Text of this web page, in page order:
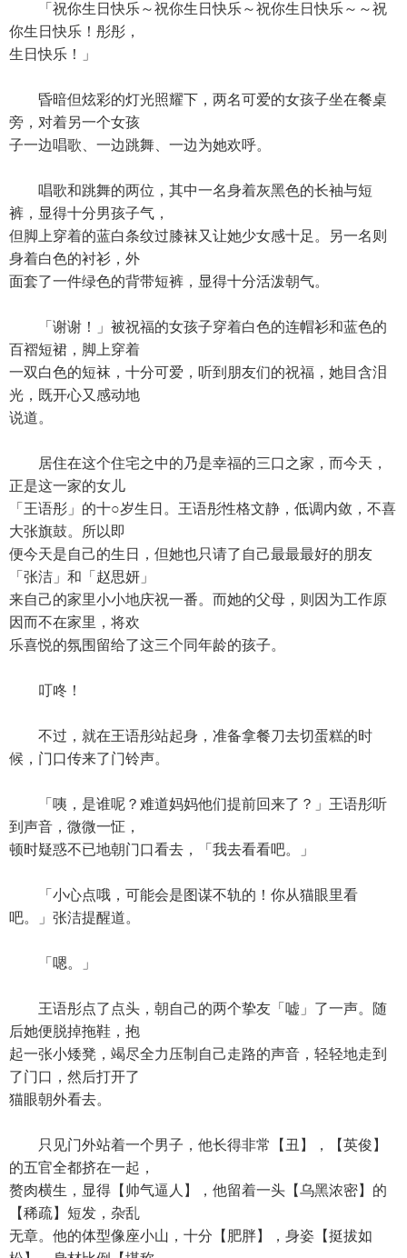
「祝你生日快乐～祝你生日快乐～祝你生日快乐～～祝
你生日快乐！彤彤，
生日快乐！」
昏暗但炫彩的灯光照耀下，两名可爱的女孩子坐在餐桌
旁，对着另一个女孩
子一边唱歌、一边跳舞、一边为她欢呼。
唱歌和跳舞的两位，其中一名身着灰黑色的长袖与短
裤，显得十分男孩子气，
但脚上穿着的蓝白条纹过膝袜又让她少女感十足。另一名则
身着白色的衬衫，外
面套了一件绿色的背带短裤，显得十分活泼朝气。
「谢谢！」被祝福的女孩子穿着白色的连帽衫和蓝色的
百褶短裙，脚上穿着
一双白色的短袜，十分可爱，听到朋友们的祝福，她目含泪
光，既开心又感动地
说道。
居住在这个住宅之中的乃是幸福的三口之家，而今天，
正是这一家的女儿
「王语彤」的十○岁生日。王语彤性格文静，低调内敛，不喜
大张旗鼓。所以即
便今天是自己的生日，但她也只请了自己最最最好的朋友
「张洁」和「赵思妍」
来自己的家里小小地庆祝一番。而她的父母，则因为工作原
因而不在家里，将欢
乐喜悦的氛围留给了这三个同年龄的孩子。
叮咚！
不过，就在王语彤站起身，准备拿餐刀去切蛋糕的时
候，门口传来了门铃声。
「咦，是谁呢？难道妈妈他们提前回来了？」王语彤听
到声音，微微一怔，
顿时疑惑不已地朝门口看去，「我去看看吧。」
「小心点哦，可能会是图谋不轨的！你从猫眼里看
吧。」张洁提醒道。
「嗯。」
王语彤点了点头，朝自己的两个挚友「嘘」了一声。随
后她便脱掉拖鞋，抱
起一张小矮凳，竭尽全力压制自己走路的声音，轻轻地走到
了门口，然后打开了
猫眼朝外看去。
只见门外站着一个男子，他长得非常【丑】，【英俊】
的五官全都挤在一起，
赘肉横生，显得【帅气逼人】，他留着一头【乌黑浓密】的
【稀疏】短发，杂乱
无章。他的体型像座小山，十分【肥胖】，身姿【挺拔如